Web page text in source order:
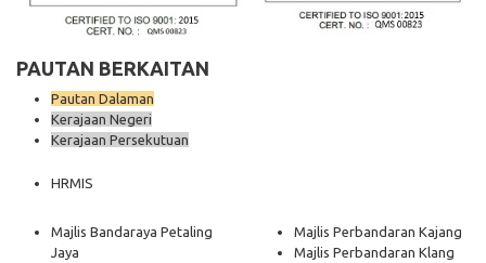
PAUTAN BERKAITAN
Pautan Dalaman
Kerajaan Negeri
Kerajaan Persekutuan
HRMIS
Majlis Bandaraya Petaling
Jaya
Majlis Perbandaran Kajang
Majlis Perbandaran Klang